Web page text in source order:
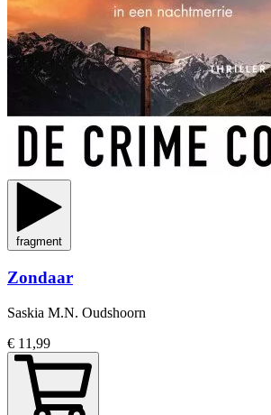
fragment
Zondaar
Saskia M.N. Oudshoorn
€ 11,99